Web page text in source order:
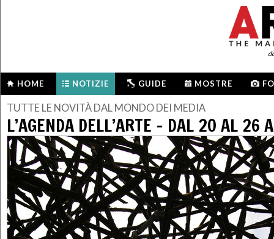
HOME NOTIZIE GUIDE MOSTRE
TUTTE LE NOVITÀ DAL MONDO DEI MEDIA
L’AGENDA DELL’ARTE – DAL 20 AL 26